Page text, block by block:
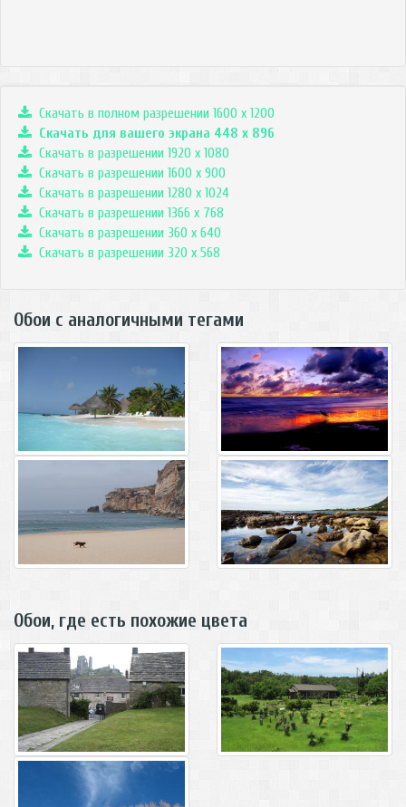
Скачать в полном разрешении 1600 x 1200
Скачать для вашего экрана 448 x 896
Скачать в разрешении 1920 x 1080
Скачать в разрешении 1600 x 900
Скачать в разрешении 1280 x 1024
Скачать в разрешении 1366 x 768
Скачать в разрешении 360 x 640
Скачать в разрешении 320 x 568
Обои с аналогичными тегами
Обои, где есть похожие цвета